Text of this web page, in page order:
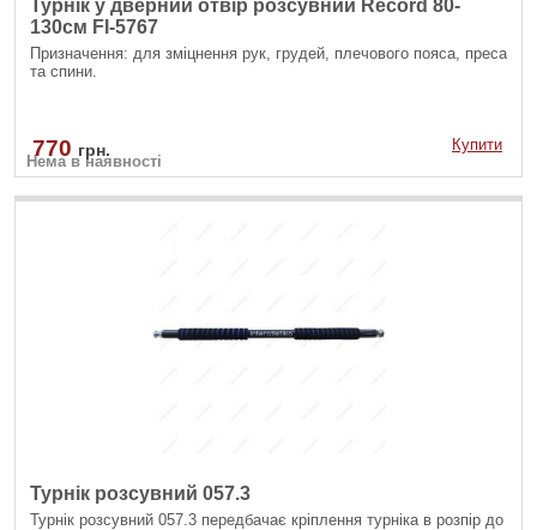
Турнік у дверний отвір розсувний Record 80-
130см FI-5767
Призначення: для зміцнення рук, грудей, плечового пояса, преса
та спини.
Нема в наявності
770 грн. Купити
Турнік розсувний 057.3
Турнік розсувний 057.3 передбачає кріплення турніка в розпір до